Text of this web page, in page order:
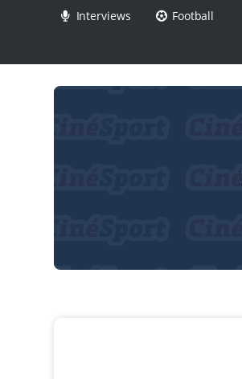
Interviews Football